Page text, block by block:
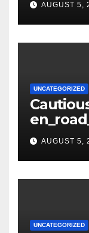
AUGUST 5,
UNCATEGORIZED
AUGUST 5,
UNCATEGORIZED